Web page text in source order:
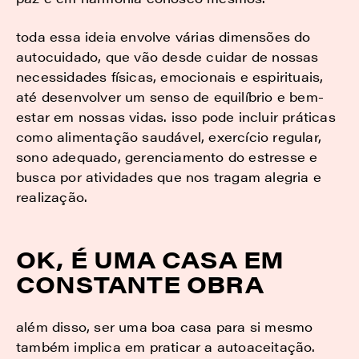
toda essa ideia envolve várias dimensões do
autocuidado, que vão desde cuidar de nossas
necessidades físicas, emocionais e espirituais,
até desenvolver um senso de equilíbrio e bem-
estar em nossas vidas. isso pode incluir práticas
como alimentação saudável, exercício regular,
sono adequado, gerenciamento do estresse e
busca por atividades que nos tragam alegria e
realização.
OK, É UMA CASA EM
CONSTANTE OBRA
além disso, ser uma boa casa para si mesmo
também implica em praticar a autoaceitação.